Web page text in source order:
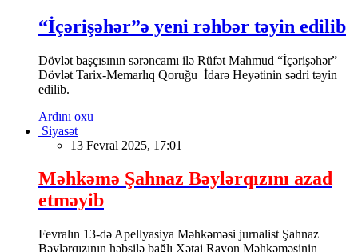
“İçərişəhər”ə yeni rəhbər təyin edilib
Dövlət başçısının sərəncamı ilə Rüfət Mahmud “İçərişəhər”
Dövlət Tarix-Memarlıq Qoruğu İdarə Heyətinin sədri təyin
edilib.
Ardını oxu
Siyasət
13 Fevral 2025, 17:01
Məhkəmə Şahnaz Bəylərqızını azad
etməyib
Fevralın 13-də Apellyasiya Məhkəməsi jurnalist Şahnaz
Bəylərqızının həbsilə bağlı Xətai Rayon Məhkəməsinin